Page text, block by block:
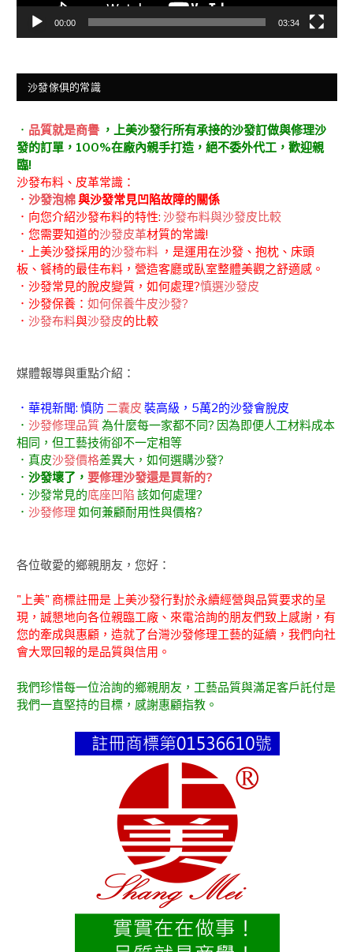
00:00 03:34
沙發傢俱的常識
． 品質就是商譽 ，上美沙發行所有承接的沙發訂做與修理沙
發的訂單，100%在廠內親手打造，絕不委外代工，歡迎親
臨!
沙發布料、皮革常識：
． 沙發泡棉與沙發常見凹陷故障的關係
．向您介紹沙發布料的特性: 沙發布料與沙發皮比較
．您需要知道的沙發皮革材質的常識!
．上美沙發採用的沙發布料 ，是運用在沙發、抱枕、床頭
板、餐椅的最佳布料，營造客廳或臥室整體美觀之舒適感。
．沙發常見的脫皮變質，如何處理?慎選沙發皮
．沙發保養： 如何保養牛皮沙發?
． 沙發布料與沙發皮的比較
媒體報導與重點介紹：
．華視新聞: 慎防 二囊皮 裝高級，5萬2的沙發會脫皮
． 沙發修理品質為什麼每一家都不同? 因為即便人工材料成本
相同，但工藝技術卻不一定相等
．真皮沙發價格差異大，如何選購沙發?
． 沙發壞了， 要修理沙發還是買新的?
．沙發常見的底座凹陷 該如何處理?
． 沙發修理 如何兼顧耐用性與價格?
各位敬愛的鄉親朋友，您好：
"上美" 商標註冊是 上美沙發行對於永續經營與品質要求的呈
現，誠懇地向各位親臨工廠、來電洽詢的朋友們致上感謝，有
您的牽成與惠顧，造就了台灣沙發修理工藝的延續，我們向社
會大眾回報的是品質與信用。
我們珍惜每一位洽詢的鄉親朋友，工藝品質與滿足客戶託付是
我們一直堅持的目標，感謝惠顧指教。